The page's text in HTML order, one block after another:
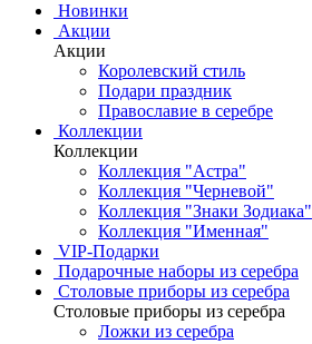
Новинки
Акции
Акции
Королевский стиль
Подари праздник
Православие в серебре
Коллекции
Коллекции
Коллекция "Астра"
Коллекция "Черневой"
Коллекция "Знаки Зодиака"
Коллекция "Именная"
VIP-Подарки
Подарочные наборы из серебра
Столовые приборы из серебра
Столовые приборы из серебра
Ложки из серебра